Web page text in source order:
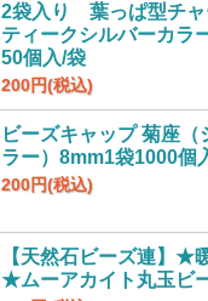
2袋入り 葉っぱ型チ
ティークシルバーカ
50個入/袋
200円(税込)
ビーズキャップ 菊座（
ラー）8mm1袋1000個
200円(税込)
【天然石ビーズ連】★
★ムーアカイト丸玉ビ